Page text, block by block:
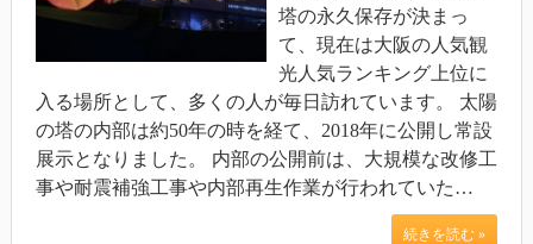
塔の永久保存が決まっ
て、現在は大阪の人気観
光人気ランキング上位に
入る場所として、多くの人が毎日訪れています。 太陽
の塔の内部は約50年の時を経て、2018年に公開し常設
展示となりました。 内部の公開前は、大規模な改修工
事や耐震補強工事や内部再生作業が行われていた…
続きを読む »